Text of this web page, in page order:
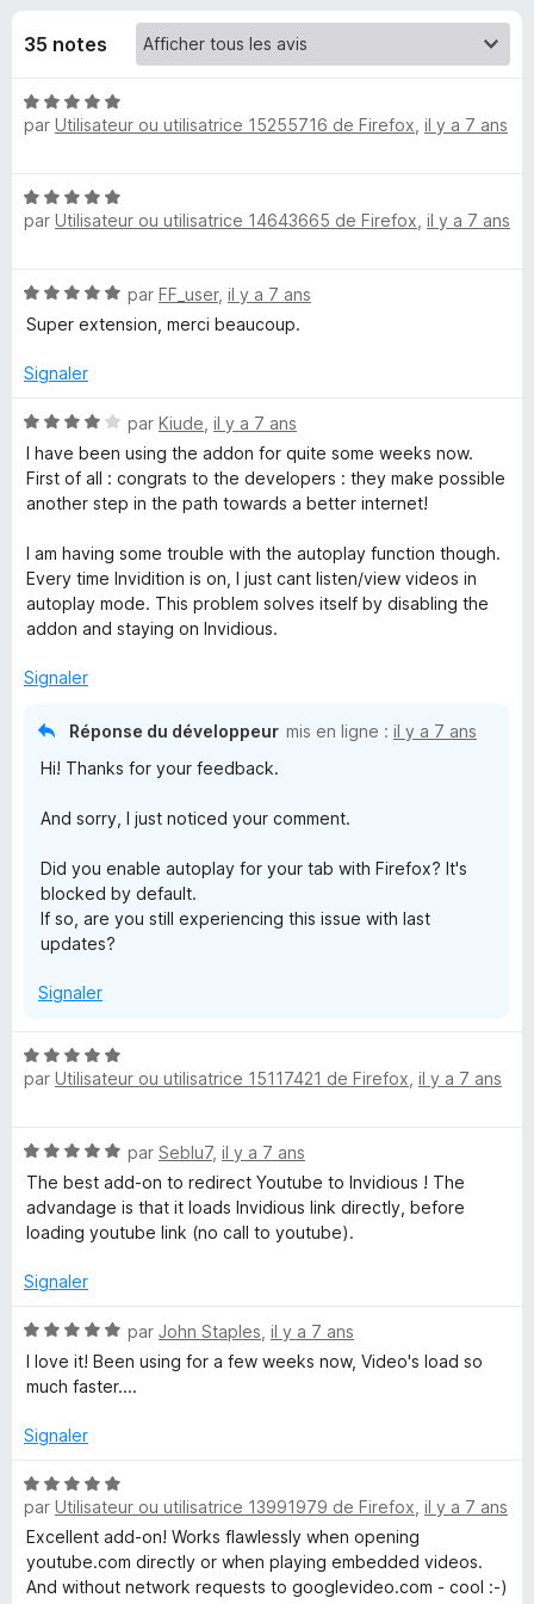
g
a
u
i
f
o
s
p
o
u
r
I
n
v
i
d
i
t
i
o
n
35 notes
N
o
5
s
5
par Utilisateur ou utilisatrice 15255716 de Firefox il y a 7 ans
N
o
5
s
r
par Utilisateur ou utilisatrice 14643665 de Firefox il y a 7 ans
N
o
é
s
u
r
par FF_user, il y a 7 ans
Super extension, merci beaucoup.
Signaler
N
o
t
é
s
u
r
5
par Kiude il y a 7 ans
I have been using the addon for quite some weeks now.
First of all : congrats to the developers : they make possible
another step in the path towards a better internet!
I am having some trouble with the autoplay function though.
Every time Invidition is on, I just cant listen/view videos in
autoplay mode. This problem solves itself by disabling the
addon and staying on Invidious.
Signaler
Réponse du développeur mis en ligne : il y a 7 ans
Hi! Thanks for your feedback.
And sorry, I just noticed your comment.
Did you enable autoplay for your tab with Firefox? It's
blocked by default.
If so, are you still experiencing this issue with last
updates?
Signaler
N
o
5
s
u
r
par Utilisateur ou utilisatrice 15117421 de Firefox il y a 7 ans
N
o
t
é
s
r
5
par Seblu7, il y a 7 ans
The best add-on to redirect Youtube to Invidious ! The
advandage is that it loads Invidious link directly, before
loading youtube link (no call to youtube).
Signaler
N
o
t
5
u
r
5
par John Staples il y a 7 ans
I love it! Been using for a few weeks now, Video's load so
much faster....
Signaler
N
o
t
é
5
par Utilisateur ou utilisatrice 13991979 de Firefox il y a 7 ans
Excellent add-on! Works flawlessly when opening
youtube.com directly or when playing embedded videos.
And without network requests to googlevideo.com - cool :-)